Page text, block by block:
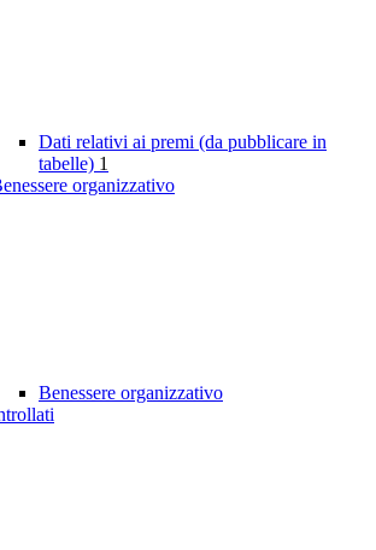
Dati relativi ai premi (da pubblicare in
tabelle) 1
organizzativo
Benessere organizzativo